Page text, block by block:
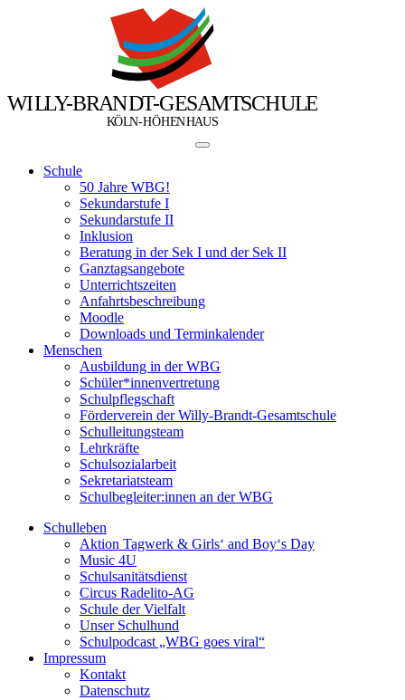
WILLY-BRANDT-GESAMTSCHULE
KÖLN-HÖHENHAUS
Schule
50 Jahre WBG!
Sekundarstufe I
Sekundarstufe II
Inklusion
Beratung in der Sek I und der Sek II
Ganztagsangebote
Unterrichtszeiten
Anfahrtsbeschreibung
Moodle
Downloads und Terminkalender
Menschen
Ausbildung in der WBG
Schüler*innenvertretung
Schulpflegschaft
Förderverein der Willy-Brandt-Gesamtschule
Schulleitungsteam
Lehrkräfte
Schulsozialarbeit
Sekretariatsteam
Schulbegleiter:innen an der WBG
Schulleben
Aktion Tagwerk & Girls‘ and Boy‘s Day
Music 4U
Schulsanitätsdienst
Circus Radelito-AG
Schule der Vielfalt
Unser Schulhund
Schulpodcast „WBG goes viral“
Impressum
Kontakt
Datenschutz